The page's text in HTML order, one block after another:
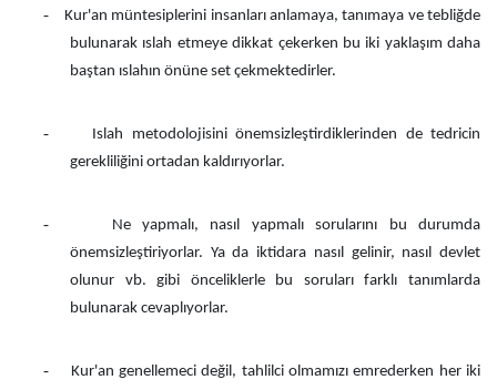
-
Kur'an müntesiplerini insanları anlamaya, tanımaya ve tebliğde
bulunarak ıslah etmeye dikkat çekerken bu iki yaklaşım daha
baştan ıslahın önüne set çekmektedirler.
-
Islah metodolojisini önemsizleştirdiklerinden de tedricin
gerekliliğini ortadan kaldırıyorlar.
-
Ne yapmalı, nasıl yapmalı sorularını bu durumda
önemsizleştiriyorlar. Ya da iktidara nasıl gelinir, nasıl devlet
olunur vb. gibi önceliklerle bu soruları farklı tanımlarda
bulunarak cevaplıyorlar.
-
Kur'an genellemeci değil, tahlilci olmamızı emrederken her iki